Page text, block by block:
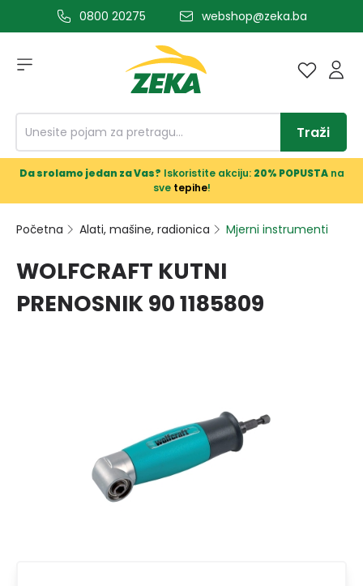
glavni sadržaj0800 20275 webshop@zeka.ba
Traži
Da srolamo jedan za Vas? Iskoristite akciju: 20% POPUSTAna
sve tepihe!
Početna Alati, mašine, radionica Mjerni instrumenti
WOLFCRAFT KUTNI
PRENOSNIK 90 1185809